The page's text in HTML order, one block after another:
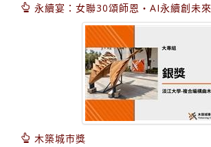
永續宴：女聯30頌師恩‧AI永續創未來
木築城巿獎